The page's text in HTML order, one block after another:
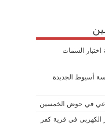
السمات
أسيوط الجديدة
في حوض الخمسين
في قرية كفر